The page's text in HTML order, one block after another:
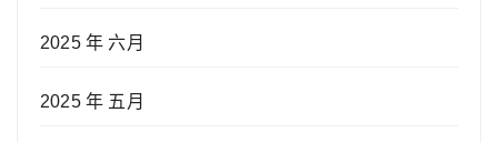
2025 年 六月
2025 年 五月